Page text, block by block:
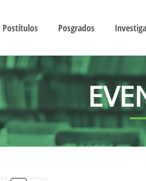
Postítulos Posgrados